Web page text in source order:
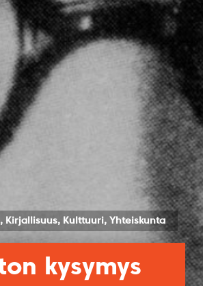
Kirjallisuus, Kulttuuri, Yhteiskunta
kysymys